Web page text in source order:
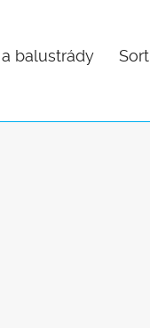
balustrády